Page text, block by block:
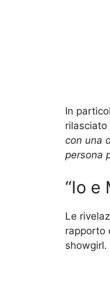
In
con una
persona
“Io e
Le
rapporto
showgirl.